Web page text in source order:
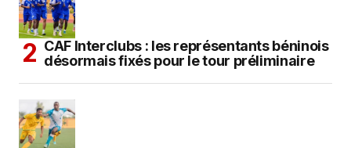
CAF Interclubs : les représentants béninois
désormais fixés pour le tour préliminaire